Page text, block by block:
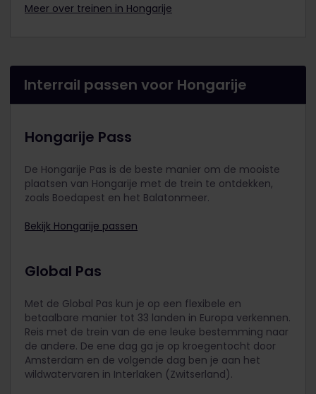
Meer over treinen in Hongarije
Interrail passen voor Hongarije
Hongarije Pass
De Hongarije Pas is de beste manier om de mooiste
plaatsen van Hongarije met de trein te ontdekken,
zoals Boedapest en het Balatonmeer.
Bekijk Hongarije passen
Global Pas
Met de Global Pas kun je op een flexibele en
betaalbare manier tot 33 landen in Europa verkennen.
Reis met de trein van de ene leuke bestemming naar
de andere. De ene dag ga je op kroegentocht door
Amsterdam en de volgende dag ben je aan het
wildwatervaren in Interlaken (Zwitserland).